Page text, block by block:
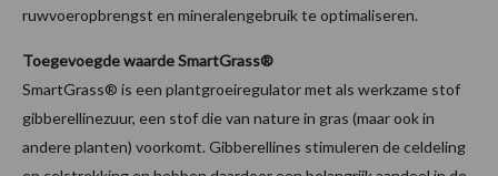
ruwvoeropbrengst en mineralengebruik te optimaliseren.
Toegevoegde waarde SmartGrass®
SmartGrass® is een plantgroeiregulator met als werkzame stof
gibberellinezuur, een stof die van nature in gras (maar ook in
andere planten) voorkomt. Gibberellines stimuleren de celdeling